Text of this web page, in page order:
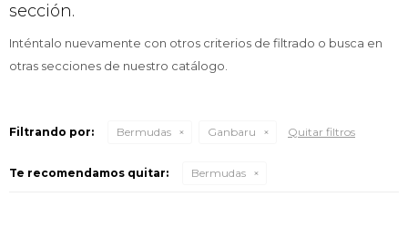
sección.
Inténtalo nuevamente con otros criterios de filtrado o busca en
otras secciones de nuestro catálogo.
Filtrando por: Bermudas Ganbaru Quitar filtros
Te recomendamos quitar: Bermudas